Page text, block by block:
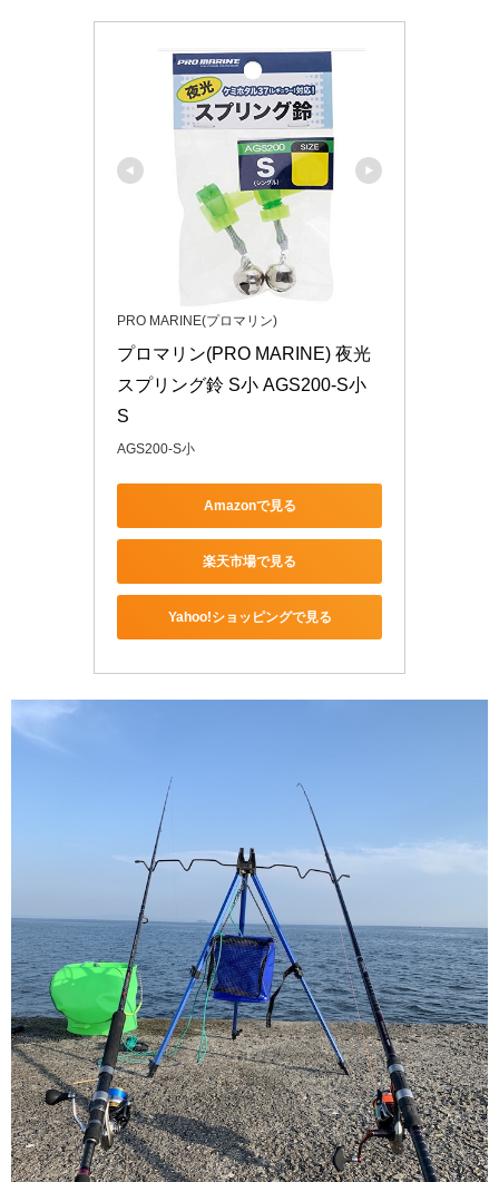
PRO MARINE(プロマリン)
プロマリン(PRO MARINE) 夜光
スプリング鈴 S小 AGS200-S小
S
AGS200-S小
Amazonで見る
楽天市場で見る
Yahoo!ショッピングで見る